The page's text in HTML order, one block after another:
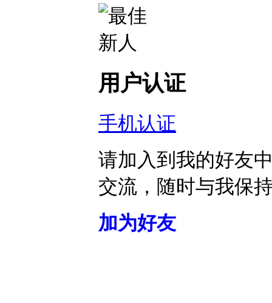
用户认证
手机认证
请加入到我的好友
交流，随时与我保
加为好友